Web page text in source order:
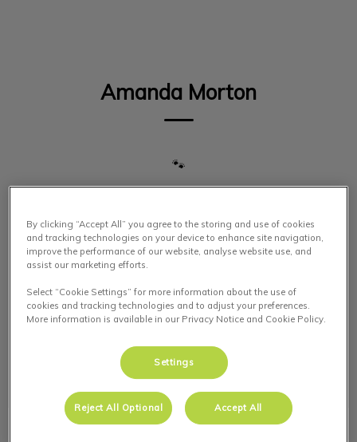
Amanda Morton
🐾
By clicking “Accept All” you agree to the storing and use of cookies
and tracking technologies on your device to enhance site navigation,
improve the performance of our website, analyse website use, and
assist our marketing efforts.
Select “Cookie Settings” for more information about the use of
cookies and tracking technologies and to adjust your preferences.
More information is available in our Privacy Notice and Cookie Policy.
Settings
Reject All Optional Accept All